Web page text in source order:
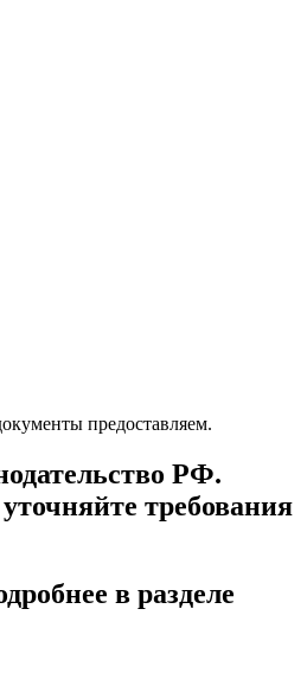
предоставляем.
РФ.
требования
в разделе